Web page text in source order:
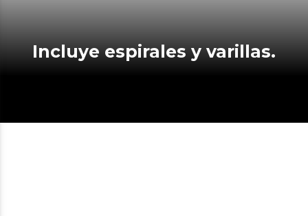
Incluye espirales y varillas.